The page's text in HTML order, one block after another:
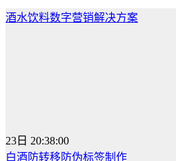
酒水饮料数字营销解决方案
23日 20:38:00
白酒防转移防伪标签制作